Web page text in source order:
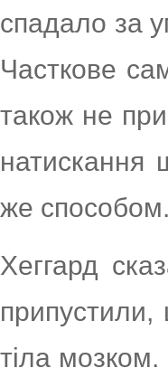
спадало за
Часткове
також не
натискання
же способом.
Хеггард
припустили,
тіла мозком.